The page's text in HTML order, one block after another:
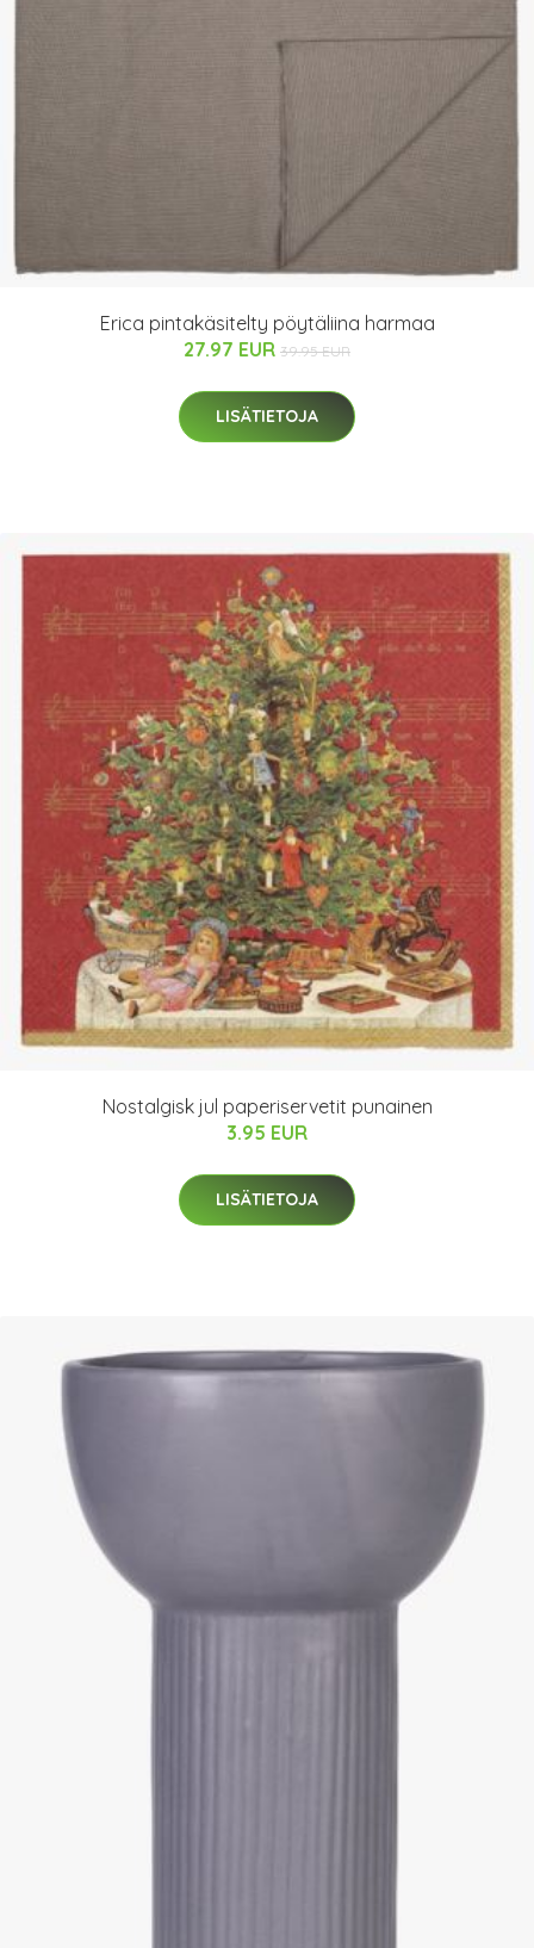
Erica pintakäsitelty pöytäliina harmaa
27.97 EUR 39.95 EUR
LISÄTIETOJA
Nostalgisk jul paperiservetit punainen
3.95 EUR
LISÄTIETOJA